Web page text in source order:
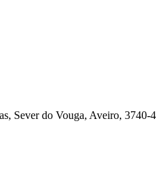
Sever do Vouga, Aveiro, 3740-